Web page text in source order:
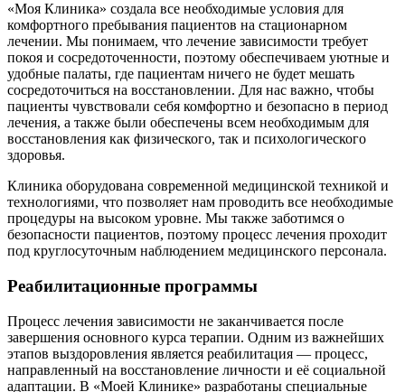
«Моя Клиника» создала все необходимые условия для
комфортного пребывания пациентов на стационарном
лечении. Мы понимаем, что лечение зависимости требует
покоя и сосредоточенности, поэтому обеспечиваем уютные и
удобные палаты, где пациентам ничего не будет мешать
сосредоточиться на восстановлении. Для нас важно, чтобы
пациенты чувствовали себя комфортно и безопасно в период
лечения, а также были обеспечены всем необходимым для
восстановления как физического, так и психологического
здоровья.
Клиника оборудована современной медицинской техникой и
технологиями, что позволяет нам проводить все необходимые
процедуры на высоком уровне. Мы также заботимся о
безопасности пациентов, поэтому процесс лечения проходит
под круглосуточным наблюдением медицинского персонала.
Реабилитационные программы
Процесс лечения зависимости не заканчивается после
завершения основного курса терапии. Одним из важнейших
этапов выздоровления является реабилитация — процесс,
направленный на восстановление личности и её социальной
адаптации. В «Моей Клинике» разработаны специальные